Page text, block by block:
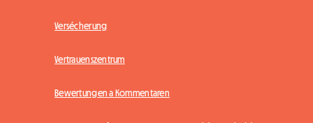
Versécherung
Vertrauenszentrum
Bewertungen a Kommentaren